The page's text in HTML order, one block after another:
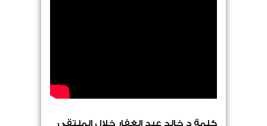
كلمة د خالد عبد الغفار خلال الملتقي